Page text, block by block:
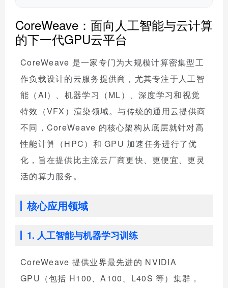
CoreWeave：面向人工智能与云计算
的下一代GPU云平台
CoreWeave 是一家专门为大规模计算密集型工
作负载设计的云服务提供商，尤其专注于人工智
能（AI）、机器学习（ML）、深度学习和视觉
特效（VFX）渲染领域。与传统的通用云提供商
不同，CoreWeave 的核心架构从底层就针对高
性能计算（HPC）和 GPU 加速任务进行了优
化，旨在提供比主流云厂商更快、更便宜、更灵
活的算力服务。
核心应用领域
1. 人工智能与机器学习训练
CoreWeave 提供业界最先进的 NVIDIA
GPU（包括 H100、A100、L40S 等）集群，